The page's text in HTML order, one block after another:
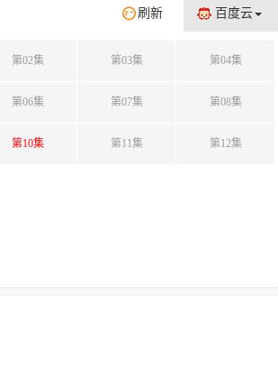
百度云
刷新
第02集 第03集 第04集
第06集 第07集 第08集
第10集 第11集 第12集